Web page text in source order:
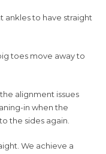
ankles to have straight
toes move away to
alignment issues
in when the
the sides again.
We achieve a